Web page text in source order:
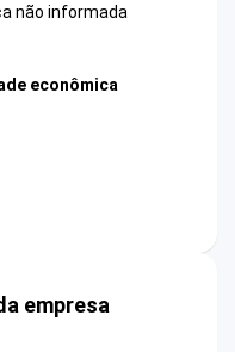
não informada
econômica
empresa